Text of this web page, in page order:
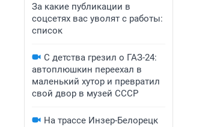
За какие публикации в
соцсетях вас уволят с работы:
список
С детства грезил о ГАЗ-24:
автоплюшкин переехал в
маленький хутор и превратил
свой двор в музей СССР
На трассе Инзер-Белорецк